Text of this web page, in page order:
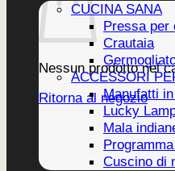
Nessun prodotto nel
Ritorna al negozio
CUCINA SANA
Pressa per
Crautaia
ACCESSORI
Manufatti
Lucky
Mala
Cuscino di